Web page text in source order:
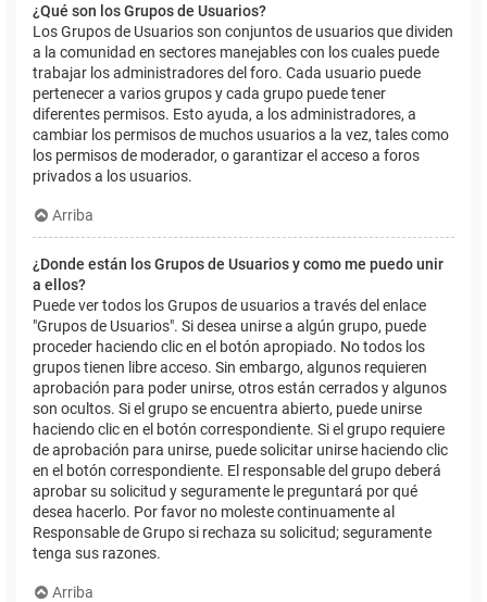
¿Qué son los Grupos de Usuarios?
Los Grupos de Usuarios son conjuntos de usuarios que dividen
a la comunidad en sectores manejables con los cuales puede
trabajar los administradores del foro. Cada usuario puede
pertenecer a varios grupos y cada grupo puede tener
diferentes permisos. Esto ayuda, a los administradores, a
cambiar los permisos de muchos usuarios a la vez, tales como
los permisos de moderador, o garantizar el acceso a foros
privados a los usuarios.
Arriba
¿Donde están los Grupos de Usuarios y como me puedo unir
a ellos?
Puede ver todos los Grupos de usuarios a través del enlace
"Grupos de Usuarios". Si desea unirse a algún grupo, puede
proceder haciendo clic en el botón apropiado. No todos los
grupos tienen libre acceso. Sin embargo, algunos requieren
aprobación para poder unirse, otros están cerrados y algunos
son ocultos. Si el grupo se encuentra abierto, puede unirse
haciendo clic en el botón correspondiente. Si el grupo requiere
de aprobación para unirse, puede solicitar unirse haciendo clic
en el botón correspondiente. El responsable del grupo deberá
aprobar su solicitud y seguramente le preguntará por qué
desea hacerlo. Por favor no moleste continuamente al
Responsable de Grupo si rechaza su solicitud; seguramente
tenga sus razones.
Arriba